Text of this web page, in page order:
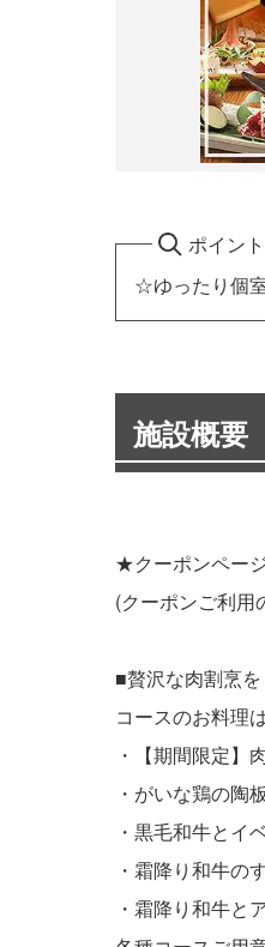
ポイント
☆ゆったり個
施設概要
★クーポンペー
(クーポンご利用
■贅沢な肉割烹
コースのお料理
・【期間限定】
・がいな鶏の陶
・黒毛和牛とイ
・霜降り和牛の
・霜降り和牛と